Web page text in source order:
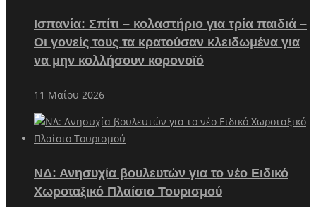
Ισπανία: Σπίτι – κολαστήριο για τρία παιδιά –
Οι γονείς τους τα κρατούσαν κλειδωμένα για
να μην κολλήσουν κορονοϊό
11 Μαΐου 2026
ΝΔ: Ανησυχία βουλευτών για το νέο Ειδικό
Χωροταξικό Πλαίσιο Τουρισμού